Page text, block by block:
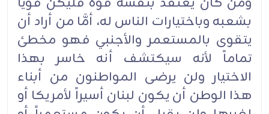
بشعبه وباختيارات الناس له، أمَّا من أراد أن
يتقوى بالمستعمر والأجنبي فهو مخطئ
تماماً لأنه سيكتشف أنه خاسر بهذا
الاختيار ولن يرضى المواطنون من أبناء
هذا الوطن أن يكون لبنان أسيراً لأمريكا أو